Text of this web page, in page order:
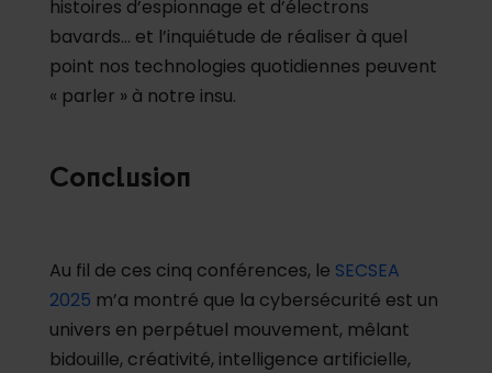
histoires d’espionnage et d’électrons
bavards… et l’inquiétude de réaliser à quel
point nos technologies quotidiennes peuvent
« parler » à notre insu.
Conclusion
Au fil de ces cinq conférences, le SECSEA
2025 m’a montré que la cybersécurité est un
univers en perpétuel mouvement, mêlant
bidouille, créativité, intelligence artificielle,